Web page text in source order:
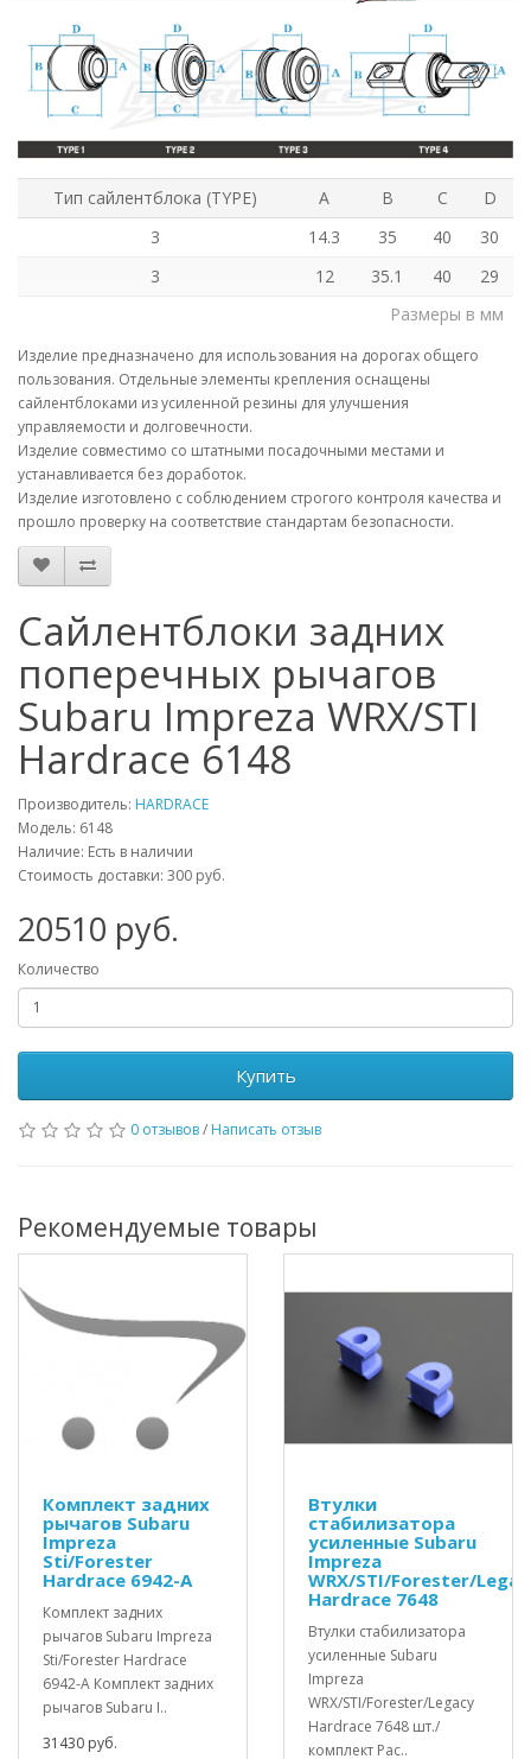
Тип сайлентблока (TYPE) A B C
D
3
14.3 35 40
30
3
12 35.1 40
29
Размеры в мм
Изделие предназначено для использования на дорогах общего
пользования. Отдельные элементы крепления оснащены
сайлентблоками из усиленной резины для улучшения
управляемости и долговечности.
Изделие совместимо со штатными посадочными местами и
устанавливается без доработок.
Изделие изготовлено с соблюдением строгого контроля качества и
прошло проверку на соответствие стандартам безопасности.
Сайлентблоки задних
поперечных рычагов
Subaru Impreza WRX/STI
Hardrace 6148
Производитель: HARDRACE
Модель: 6148
Наличие: Есть в наличии
Стоимость доставки: 300 руб.
20510 руб.
Количество
Купить
0 отзывов/ Написать отзыв
Рекомендуемые товары
Комплект задних
рычагов Subaru
Impreza
Sti/Forester
Hardrace 6942-A
Комплект задних
рычагов Subaru Impreza
Sti/Forester Hardrace
6942-A Комплект задних
рычагов Subaru I..
31430 руб.
Втулки
стабилизатора
усиленные Subaru
Impreza
WRX/STI/Forester/
Hardrace 7648
Втулки стабилизатора
усиленные Subaru
Impreza
WRX/STI/Forester/Legacy
Hardrace 7648 шт./
комплект Рас..